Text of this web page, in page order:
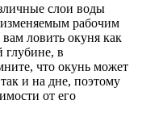
слои воды
изменяемым рабочим
ловить окуня как
глубине, в
что окунь может
и на дне, поэтому
от его